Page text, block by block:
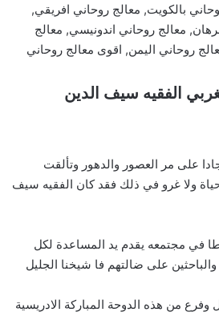
بالكويت, معالج روحاني افريقي,
معالج روحاني اندونيسي, معالج
روحاني اليمن, اقوى معالج روحاني
الفقيه سيف الدين
على مر العصور والدهور وتألقت
ولا غرو في ذلك فقد كان الفقيه سيف
في مجتمعه يقدم يد المساعدة لكل
على ضالتهم فا شيخنا الجليل
من هذه الدوحة المباركة الادريسية